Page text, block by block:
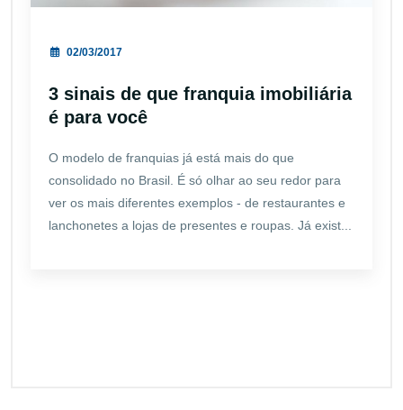
02/03/2017
3 sinais de que franquia imobiliária
é para você
O modelo de franquias já está mais do que
consolidado no Brasil. É só olhar ao seu redor para
ver os mais diferentes exemplos - de restaurantes e
lanchonetes a lojas de presentes e roupas. Já exist...